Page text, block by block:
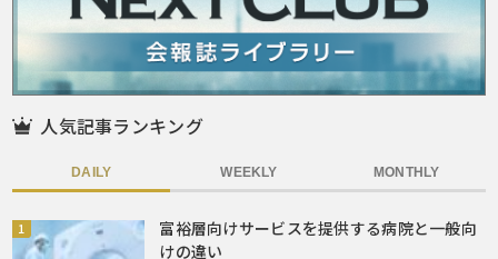
人気記事ランキング
DAILY WEEKLY MONTHLY
富裕層向けサービスを提供する病院と一般向
けの違い